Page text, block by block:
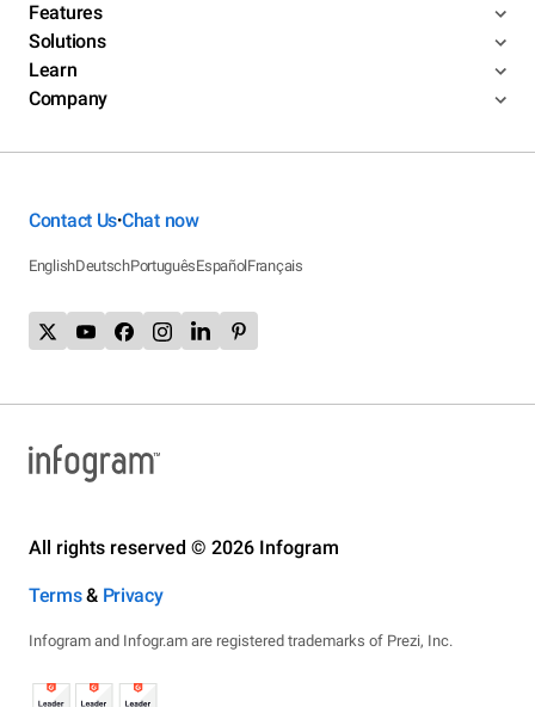
Features
Solutions
Learn
Company
Contact Us•Chat now
EnglishDeutschPortuguêsEspañolFrançais
All rights reserved © 2026 Infogram
Terms& Privacy
Infogram and Infogr.am are registered trademarks of Prezi, Inc.